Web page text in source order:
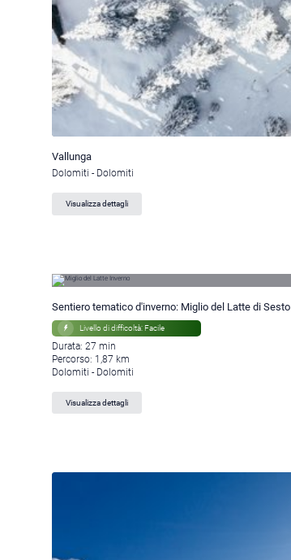
Vallunga
Dolomiti - Dolomiti
Visualizza dettagli
Sentiero tematico d'inverno: Miglio del Latte di Sesto
Livello di difficoltà: Facile
Durata: 27 min
Percorso: 1,87 km
Dolomiti - Dolomiti
Visualizza dettagli